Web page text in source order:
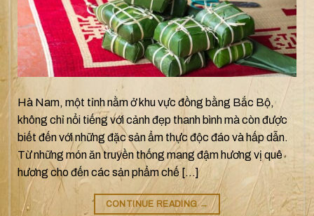
Hà Nam, một tỉnh nằm ở khu vực đồng bằng Bắc Bộ,
không chỉ nổi tiếng với cảnh đẹp thanh bình mà còn được
biết đến với những đặc sản ẩm thực độc đáo và hấp dẫn.
Từ những món ăn truyền thống mang đậm hương vị quê
hương cho đến các sản phẩm chế […]
CONTINUE READING→